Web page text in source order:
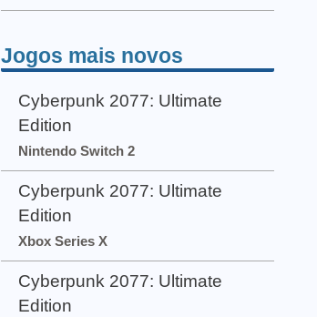
Jogos mais novos
Cyberpunk 2077: Ultimate
Edition
Nintendo Switch 2
Cyberpunk 2077: Ultimate
Edition
Xbox Series X
Cyberpunk 2077: Ultimate
Edition